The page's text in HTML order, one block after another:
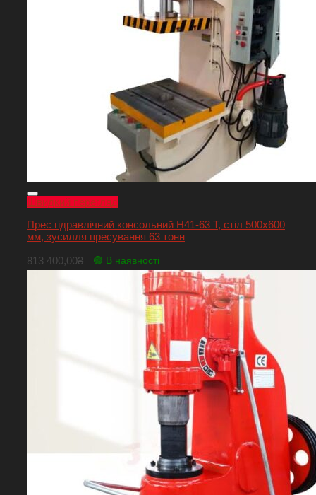
Швидкий перегляд
Прес гідравлічний консольний Н41-63 Т, стіл 500х600
мм, зусилля пресування 63 тонн
813 400,00₴ 🟢 В наявності